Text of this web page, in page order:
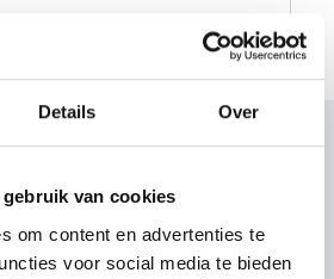
Details Over
van cookies
om content en advertenties te
voor social media te bieden
Reviews